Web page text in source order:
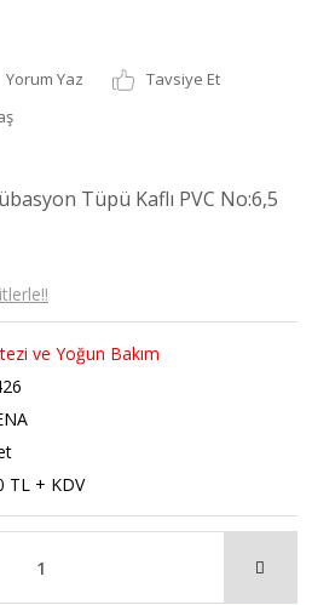
Yorum Yaz
Tavsiye Et
Tüpü Kaflı PVC No:6,5
ve Yoğun Bakım
TL + KDV